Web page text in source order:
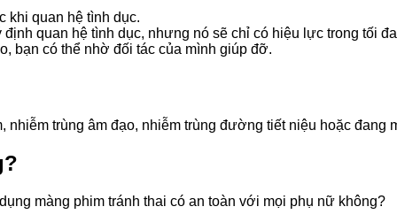
khi quan hệ tình dục.
quan hệ tình dục, nhưng nó sẽ chỉ có hiệu lực trong tối
bạn có thể nhờ đối tác của mình giúp đỡ.
trùng âm đạo, nhiễm trùng đường tiết niệu hoặc đang
màng phim tránh thai có an toàn với mọi phụ nữ không?